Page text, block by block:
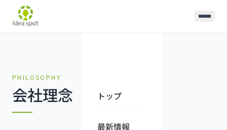
トップ
最新情報
PHILOSOPHY
会社理念